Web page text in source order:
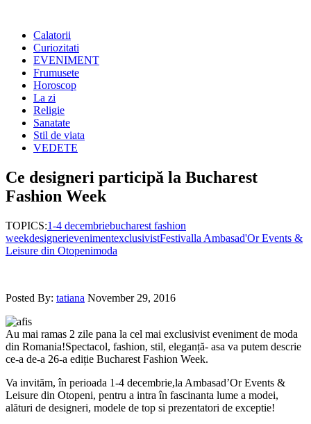
Calatorii
Curiozitati
EVENIMENT
Frumusete
Horoscop
La zi
Religie
Sanatate
Stil de viata
VEDETE
Ce designeri participă la Bucharest
Fashion Week
TOPICS:1-4 decembriebucharest fashion
weekdesignerievenimentexclusivistFestivalla Ambasad'Or Events &
Leisure din Otopenimoda
Posted By: tatiana November 29, 2016
Au mai ramas 2 zile pana la cel mai exclusivist eveniment de moda
din Romania!Spectacol, fashion, stil, eleganță- asa va putem descrie
ce-a de-a 26-a ediție Bucharest Fashion Week.
Va invităm, în perioada 1-4 decembrie,la Ambasad’Or Events &
Leisure din Otopeni, pentru a intra în fascinanta lume a modei,
alături de designeri, modele de top si prezentatori de exceptie!